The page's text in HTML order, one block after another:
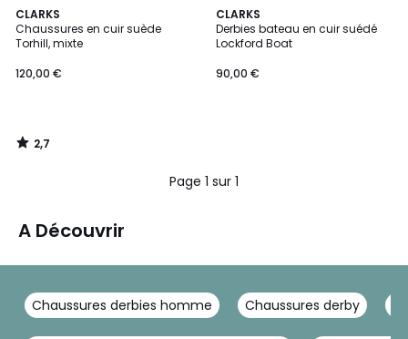
CLARKS
Chaussures en cuir suède
Torhill, mixte
120,00 €
2,7
/ 5
2,7
/
CLARKS
Derbies bateau en cuir suédé
Lockford Boat
90,00 €
Page 1 sur 1
A Découvrir
Chaussures derbies homme Chaussures derby